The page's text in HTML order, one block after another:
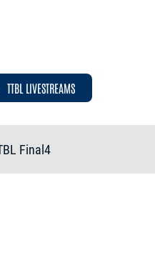
TTBL LIVESTREAMS
Final4